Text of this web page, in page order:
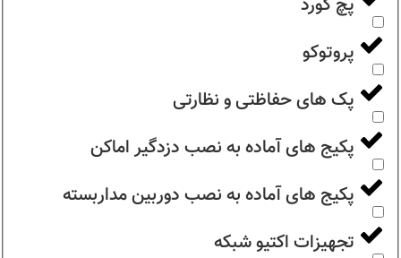
پروتوکو
پک های حفاظتی و نظارتی
پکیج های آماده به نصب دزدگیر اماکن
پکیج های آماده به نصب دوربین مداربسته
تجهیزات اکتیو شبکه